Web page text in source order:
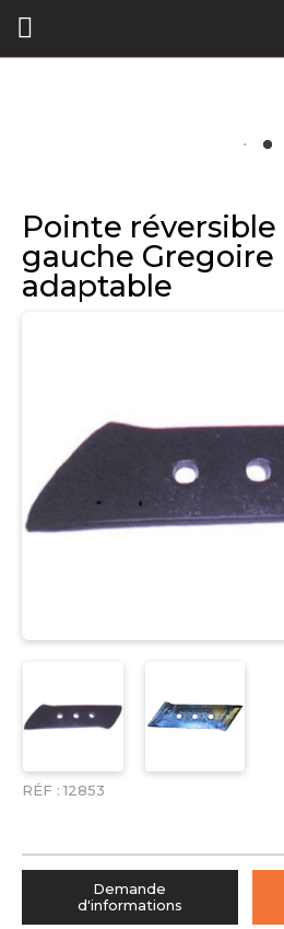
Pointe réversible
gauche Gregoire
adaptable
RÉF : 12853
Demande
d'informations